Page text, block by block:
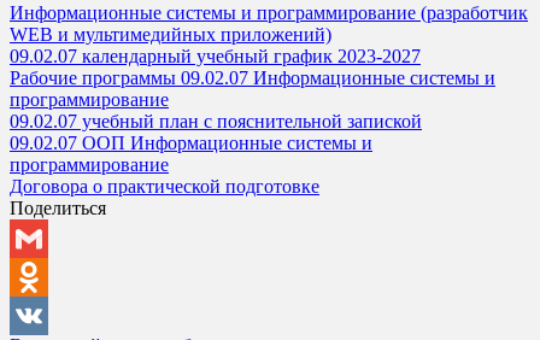
Информационные системы и программирование (разработчик
WEB и мультимедийных приложений)
09.02.07 календарный учебный график 2023-2027
Рабочие программы 09.02.07 Информационные системы и
программирование
09.02.07 учебный план с пояснительной запиской
09.02.07 ООП Информационные системы и
программирование
Договора о практической подготовке
Поделиться
Gmail
Odnoklassniki